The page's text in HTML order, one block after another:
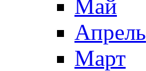
Май
Апрель
Март